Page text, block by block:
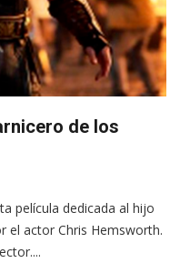
de los
película dedicada al hijo
el actor Chris Hemsworth.